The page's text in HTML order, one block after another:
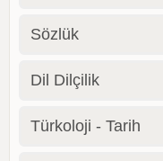
Sözlük
Dil Dilçilik
Türkoloji - Tarih